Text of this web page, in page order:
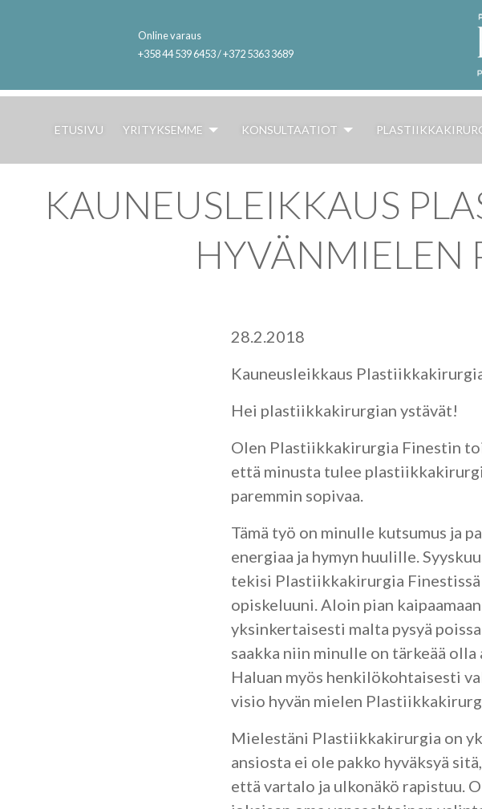
Online varaus
+358 44 539 6453 / +372 5363 3689
ETUSIVU YRITYKSEMME KONSULTAATIOT
KAUNEUSLEIKKAUS
HYVÄNMIELEN
28.2.2018
Kauneusleikkaus
Hei plastiikkakirurgian ystävät!
Olen Plastiikkakirurgia Finestin
että minusta tulee
paremmin sopivaa.
Tämä työ on minulle kutsumus ja
energiaa ja hymyn huulille.
tekisi Plastiikkakirurgia
opiskeluuni. Aloin pian
yksinkertaisesti malta pysyä
saakka niin minulle on tärkeää
Haluan myös henkilökohtaisesti
visio hyvän mielen
Mielestäni Plastiikkakirurgia on
ansiosta ei ole pakko hyväksyä
että vartalo ja ulkonäkö rapistuu.